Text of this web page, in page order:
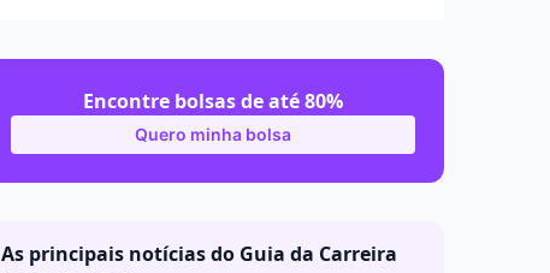
Encontre bolsas de até 80%
Quero minha bolsa
As principais notícias do Guia da Carreira